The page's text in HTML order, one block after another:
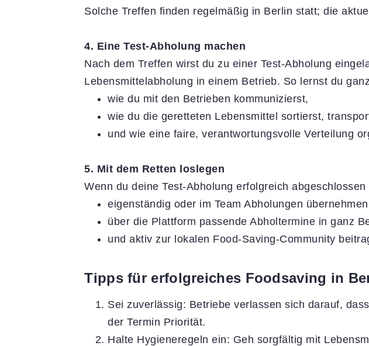
Solche Treffen finden regelmäßig in Berlin statt; die
4. Eine Test-Abholung machen
Nach dem Treffen wirst du zu einer Test-Abholung
Lebensmittelabholung in einem Betrieb. So lernst du
wie du mit den Betrieben kommunizierst,
wie du die geretteten Lebensmittel sortierst,
und wie eine faire, verantwortungsvolle Verteilung
5. Mit dem Retten loslegen
Wenn du deine Test-Abholung erfolgreich
eigenständig oder im Team Abholungen
über die Plattform passende Abholtermine in ganz
und aktiv zur lokalen Food-Saving-Community
Tipps für erfolgreiches Foodsaving in
Sei zuverlässig: Betriebe verlassen sich darauf,
der Termin Priorität.
Halte Hygieneregeln ein: Geh sorgfältig mit